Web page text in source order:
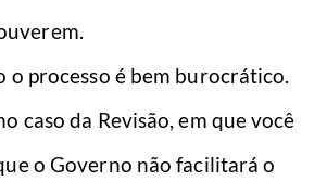
o processo é bem burocrático.
caso da Revisão, em que você
o Governo não facilitará o